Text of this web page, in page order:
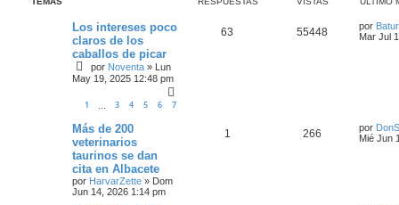
Los intereses poco
claros de los
caballos de picar
por Noventa » Lun
May 19, 2025 12:48 pm
1 3 4 5 6 7
63 55448 por
Mar Jul
Más de 200
veterinarios
taurinos se dan
cita en Albacete
por HarvarZette » Dom
Jun 14, 2026 1:14 pm
1 266 por
Mié Jun